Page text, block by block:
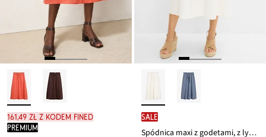
161,49 zł z kodem FINED
PREMIUM
SALE
Spódnica maxi z godetami, z lyocellu